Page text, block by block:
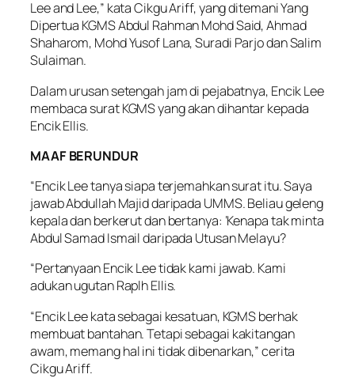
Lee and Lee,” kata Cikgu Ariff, yang ditemani Yang
Dipertua KGMS Abdul Rahman Mohd Said, Ahmad
Shaharom, Mohd Yusof Lana, Suradi Parjo dan Salim
Sulaiman.
Dalam urusan setengah jam di pejabatnya, Encik Lee
membaca surat KGMS yang akan dihantar kepada
Encik Ellis.
MAAF BERUNDUR
“Encik Lee tanya siapa terjemahkan surat itu. Saya
jawab Abdullah Majid daripada UMMS. Beliau geleng
kepala dan berkerut dan bertanya: ‘Kenapa tak minta
Abdul Samad Ismail daripada Utusan Melayu?
“Pertanyaan Encik Lee tidak kami jawab. Kami
adukan ugutan Raplh Ellis.
“Encik Lee kata sebagai kesatuan, KGMS berhak
membuat bantahan. Tetapi sebagai kakitangan
awam, memang hal ini tidak dibenarkan,” cerita
Cikgu Ariff.